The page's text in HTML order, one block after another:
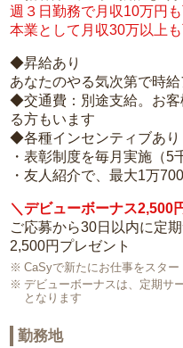
週３日勤務で月収10万円
本業として月収30万以上
◆昇給あり
あなたのやる気次第で時給
◆交通費：別途支給。お
る方もいます
◆各種インセンティブあり
・表彰制度を毎月実施（5
・友人紹介で、最大1万
＼デビューボーナス2,500
ご応募から30日以内に定
2,500円プレゼント
CaSyで新たにお仕事をスタ
デビューボーナスは、定期サ
となります
勤務地